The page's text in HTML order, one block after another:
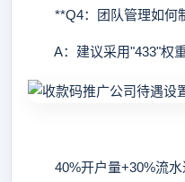
**Q4：团队管理如何
A：建议采用"433"权重
40%开户量+30%流水